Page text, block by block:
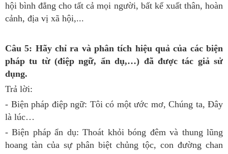
hội bình đẳng cho tất cả mọi người, bất kể xuất thân, hoàn
cảnh, địa vị xã hội,...
Câu 5: Hãy chỉ ra và phân tích hiệu quả của các biện
pháp tu từ (điệp ngữ, ẩn dụ,…) đã được tác giả sử
dụng.
Trả lời:
- Biện pháp điệp ngữ: Tôi có một ước mơ, Chúng ta, Đây
là lúc…
- Biện pháp ẩn dụ: Thoát khỏi bóng đêm và thung lũng
hoang tàn của sự phân biệt chủng tộc, con đường chan